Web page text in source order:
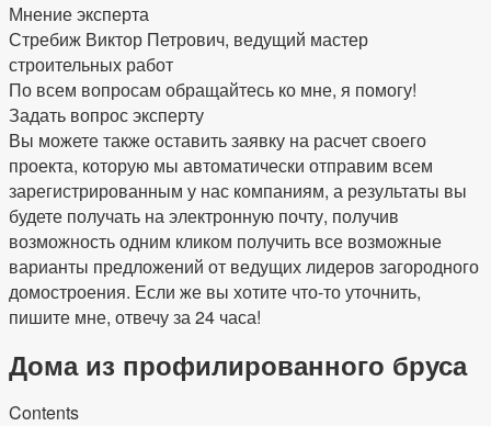
Мнение эксперта
Стребиж Виктор Петрович, ведущий мастер
строительных работ
По всем вопросам обращайтесь ко мне, я помогу!
Задать вопрос эксперту
Вы можете также оставить заявку на расчет своего
проекта, которую мы автоматически отправим всем
зарегистрированным у нас компаниям, а результаты вы
будете получать на электронную почту, получив
возможность одним кликом получить все возможные
варианты предложений от ведущих лидеров загородного
домостроения. Если же вы хотите что-то уточнить,
пишите мне, отвечу за 24 часа!
Дома из профилированного бруса
Contents